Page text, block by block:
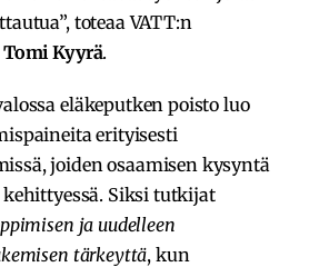
toteaa VATT:n
Tomi Kyyrä.
eläkeputken poisto luo
erityisesti
joiden osaamisen kysyntä
Siksi tutkijat
ja uudelleen
tärkeyttä, kun